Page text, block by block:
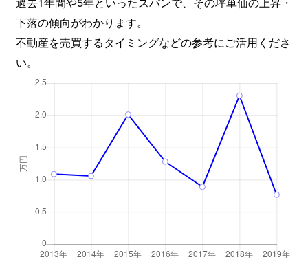
下落の傾向がわかります。
不動産を売買するタイミングなどの参考にご活用くださ
い。